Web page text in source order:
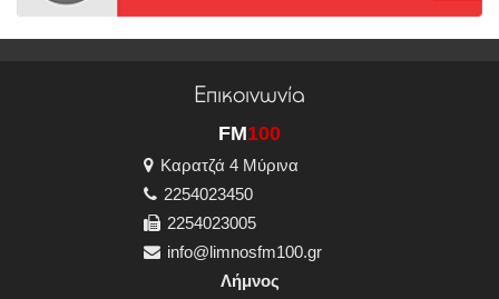
Επικοινωνία
FM100
Καρατζά 4 Μύρινα
2254023450
2254023005
info@limnosfm100.gr
Λήμνος